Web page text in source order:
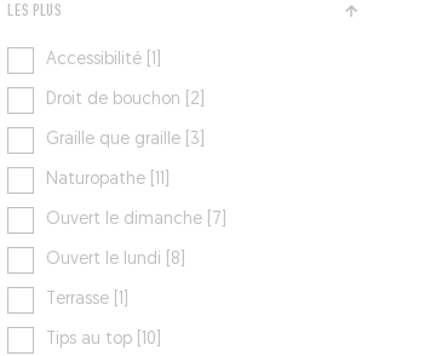
LES PLUS
Accessibilité [1]
Droit de bouchon [2]
Graille que graille [3]
Naturopathe [11]
Ouvert le dimanche [7]
Ouvert le lundi [8]
Terrasse [1]
Tips au top [10]